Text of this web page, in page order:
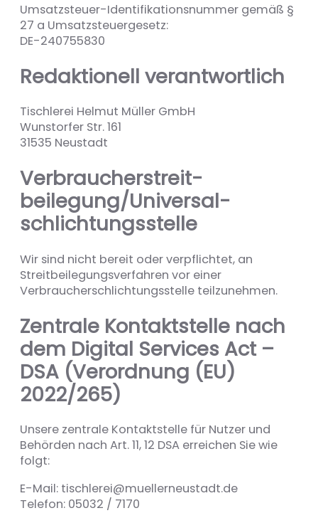
Umsatzsteuer-Identifikationsnummer gemäß §
27 a Umsatzsteuergesetz:
DE-240755830
Redaktionell verantwortlich
Tischlerei Helmut Müller GmbH
Wunstorfer Str. 161
31535 Neustadt
Verbraucher­streit­
beilegung/Universal­
schlichtungs­stelle
Wir sind nicht bereit oder verpflichtet, an
Streitbeilegungsverfahren vor einer
Verbraucherschlichtungsstelle teilzunehmen.
Zentrale Kontaktstelle nach
dem Digital Services Act –
DSA (Verordnung (EU)
2022/265)
Unsere zentrale Kontaktstelle für Nutzer und
Behörden nach Art. 11, 12 DSA erreichen Sie wie
folgt:
E-Mail: tischlerei@muellerneustadt.de
Telefon: 05032 / 7170